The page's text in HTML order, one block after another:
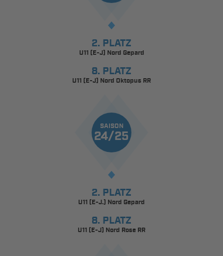
2. PLATZ
U11 (E-J) Nord Gepard
8. PLATZ
U11 (E-J) Nord Oktopus RR
SAISON
24/25
2. PLATZ
U11 (E-J.) Nord Gepard
8. PLATZ
U11 (E-J) Nord Rose RR